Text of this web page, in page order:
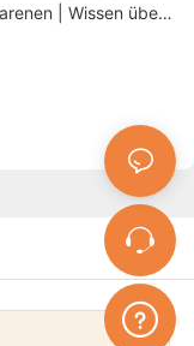
| Wissen über